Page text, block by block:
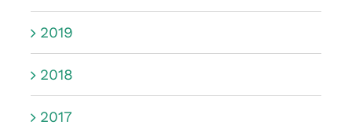
2019
2018
2017